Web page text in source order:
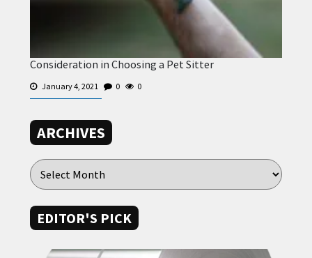
Consideration in Choosing a Pet Sitter
January 4, 2021 0 0
ARCHIVES
EDITOR'S PICK